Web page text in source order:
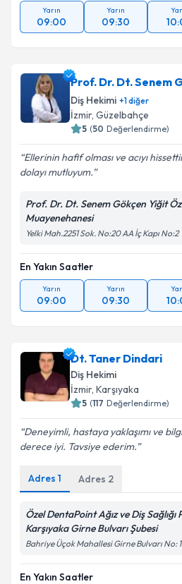
Yarın
09:00
Yarın
09:30
Prof. Dr. Dt. Senem
Diş Hekimi +1diğer
İzmir, Güzelbahçe
5 (50 Değerlendirme)
Ellerinin hafif olması ve acıyı
dolayı mutluyum.
Prof. Dr. Dt. Senem Gökçen Yiğit
Muayenehanesi
Yelki Mah.2251 Sok. No:20 AA İç Kapı No:2
En Yakın Saatler
Yarın
09:00
Yarın
09:30
Dt. Taner Dindari
Diş Hekimi
İzmir, Karşıyaka
5 (117 Değerlendirme)
Deneyimli, hastaya yaklaşımı ve
derece iyi. Tavsiye ederim.
Adres 1 Adres 2
Özel DentaPoint Ağız ve Diş Sağlığı
Karşıyaka Girne Bulvarı Şubesi
Bahriye Üçok Mahallesi Girne Bulvarı No:
En Yakın Saatler